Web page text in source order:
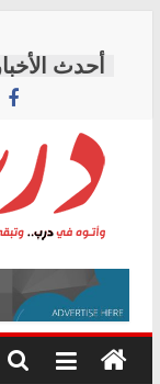
content
درب
وأتوه
درب..
وتبقى
هي